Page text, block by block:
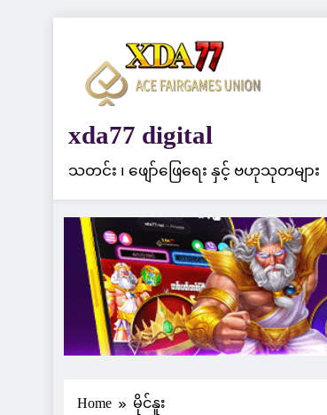
xda77 digital
သတင်း ၊ ဖျော်ဖြေရေး နှင့် ဗဟုသုတများ
Home မိုင်နူး